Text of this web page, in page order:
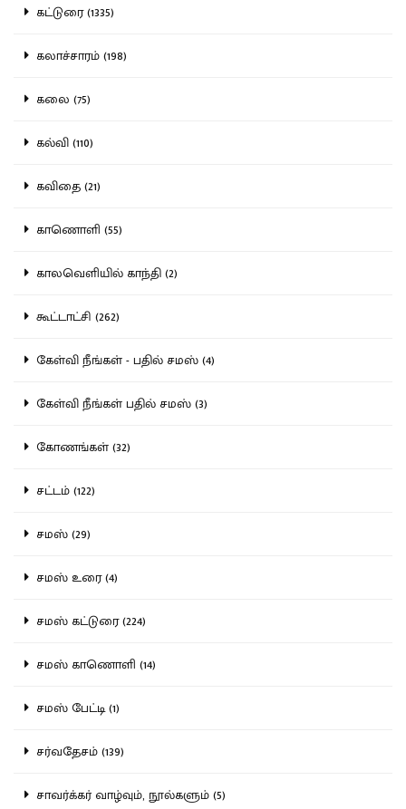
கட்டுரை (1335)
கலாச்சாரம் (198)
கலை (75)
கல்வி (110)
கவிதை (21)
காணொளி (55)
காலவெளியில் காந்தி (2)
கூட்டாட்சி (262)
கேள்வி நீங்கள் - பதில் சமஸ் (4)
கேள்வி நீங்கள் பதில் சமஸ் (3)
கோணங்கள் (32)
சட்டம் (122)
சமஸ் (29)
சமஸ் உரை (4)
சமஸ் கட்டுரை (224)
சமஸ் காணொளி (14)
சமஸ் பேட்டி (1)
சர்வதேசம் (139)
சாவர்க்கர் வாழ்வும், நூல்களும் (5)